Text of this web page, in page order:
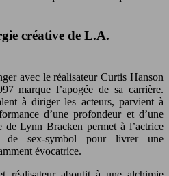
créative de L.A.
avec le réalisateur Curtis Hanson
marque l’apogée de sa carrière.
à diriger les acteurs, parvient à
d’une profondeur et d’une
de Lynn Bracken permet à l’actrice
de sex-symbol pour livrer une
évocatrice.